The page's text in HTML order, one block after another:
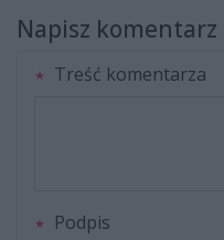
Napisz komentarz
Treść komentarza
Podpis